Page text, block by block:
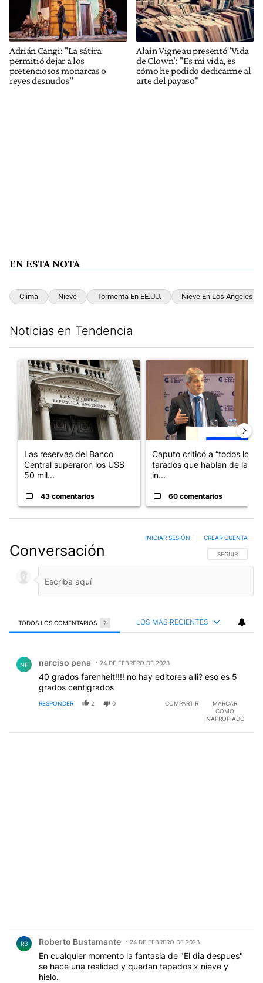
Adrián Cangi: "La sátira
permitió dejar a los
pretenciosos monarcas o
reyes desnudos"
Alain Vigneau presentó 'Vida
de Clown': "Es mi vida, es
cómo he podido dedicarme al
arte del payaso"
EN ESTA NOTA
Clima Nieve Tormenta En EE.UU. Nieve En Los Angeles
Noticias en Tendencia
Un artículo de tendencia con el título "Las reservas del Banco
Las reservas del Banco
Central superaron los US$
50 mil...
43 comentarios
Caputo criticó a “todos los
tarados que hablan de la
in...
60 comentarios
Conversación SIGA ESTA
SEGUIR
INICIAR SESIÓN CREAR CUENTA
TODOS LOS COMENTARIOS 7 LOS MÁS RECIENTES
NP narciso pena 24 DE FEBRERO DE 2023
40 grados farenheit!!!! no hay editores alli? eso es 5
grados centigrados
RESPONDER 2 0 COMPARTIR
MARCAR
COMO
INAPROPIADO
RB Roberto Bustamante 24 DE FEBRERO DE 2023
En cualquier momento la fantasia de "El dia despues"
se hace una realidad y quedan tapados x nieve y
hielo.